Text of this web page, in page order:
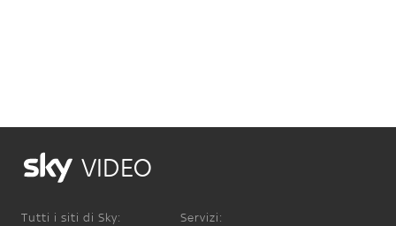
VIDEO
Tutti i siti di Sky: Servizi: